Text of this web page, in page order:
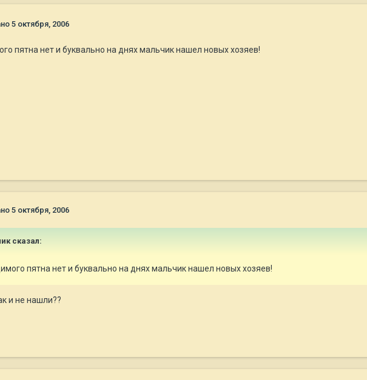
5 октября, 2006
пятна нет и буквально на днях мальчик нашел новых хозяев!
5 октября, 2006
сказал:
пятна нет и буквально на днях мальчик нашел новых хозяев!
и не нашли??